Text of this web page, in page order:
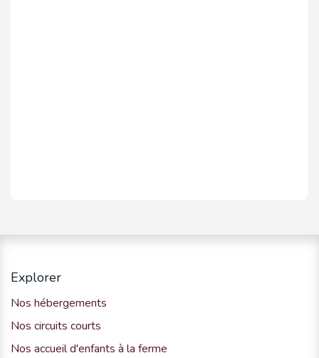
Explorer
Nos hébergements
Nos circuits courts
Nos accueil d'enfants à la ferme